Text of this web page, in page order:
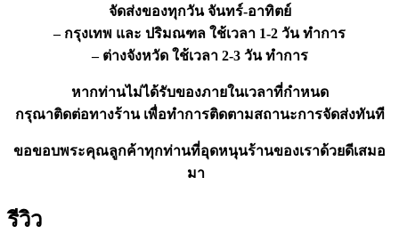
จัดส่งของทุกวัน จันทร์-อาทิตย์
– กรุงเทพ และ ปริมณฑล ใช้เวลา 1-2 วัน ทำการ
– ต่างจังหวัด ใช้เวลา 2-3 วัน ทำการ
หากท่านไม่ได้รับของภายในเวลาที่กำหนด
กรุณาติดต่อทางร้าน เพื่อทำการติดตามสถานะการจัดส่งทันที
ขอขอบพระคุณลูกค้าทุกท่านที่อุดหนุนร้านของเราด้วยดีเสมอ
มา
รีวิว